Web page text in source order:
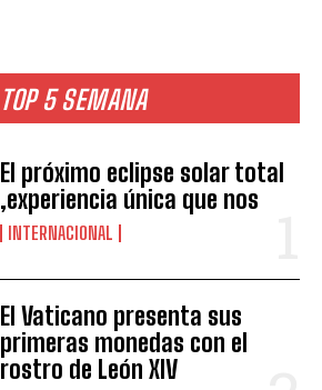
TOP 5 SEMANA
El próximo eclipse solar total
,experiencia única que nos
INTERNACIONAL
El Vaticano presenta sus
primeras monedas con el
rostro de León XIV